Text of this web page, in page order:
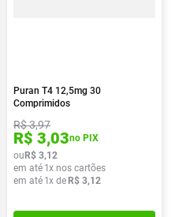
Puran T4 12,5mg 30
Comprimidos
R$3,97
R$ 3,03no PIX
ouR$ 3,12
em até 1x nos cartões
em até 1x deR$ 3,12